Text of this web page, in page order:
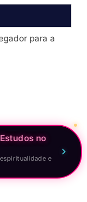
para a
no
e